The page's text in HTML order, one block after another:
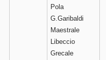
Pola
G.Garibaldi
Maestrale
Libeccio
Grecale